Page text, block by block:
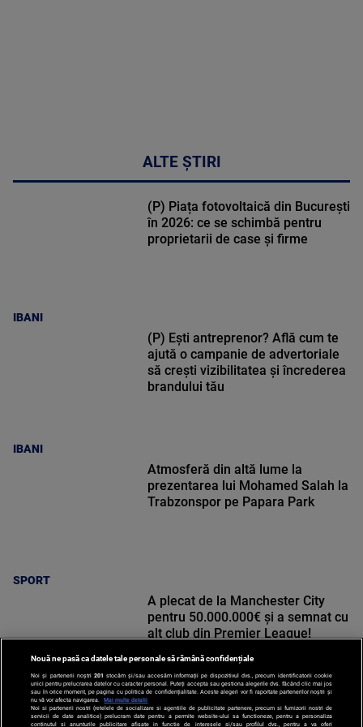
ALTE ȘTIRI
IBANI
(P) Piața fotovoltaică din București
în 2026: ce se schimbă pentru
proprietarii de case și firme
IBANI
(P) Ești antreprenor? Află cum te
ajută o campanie de advertoriale
să crești vizibilitatea și încrederea
brandului tău
SPORT
Atmosferă din altă lume la
prezentarea lui Mohamed Salah la
Trabzonspor pe Papara Park
SPORT
A plecat de la Manchester City
pentru 50.000.000€ și a semnat cu
alt club din Premier League!
Nouă ne pasă ca datele tale personale să rămână confidențiale
Noi și partenerii noștri 201 stocăm și/sau accesăm informații pe dispozitivul dvs., precum identificatorii cookie
unici pentru prelucrarea datelor cu caracter personal. Puteți accepta sau gestiona alegerile dvs. făcând clic mai jos
sau în orice moment, pe pagina cu politica de confidențialitate. Aceste alegeri vor fi raportate partenerilor noștri și
nu vă vor afecta navigarea.
Mai multe detalii
Noi si partenerii nostri (retelele de socializare si agentiile de publicitate partenere, precum si furnizorii nostri de
servicii de date analitice) prelucram date pentru a permite website-ului sa functioneze, pentru a personaliza
continutul si anunturile publicitare afisate in functie de interesele si/sau profilul dvs., pentru a va oferi